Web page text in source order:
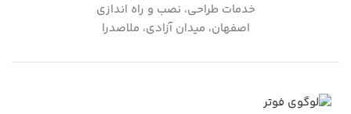
خدمات طراحی، نصب و راه اندازی
اصفهان، میدان آزادی، ملاصدرا